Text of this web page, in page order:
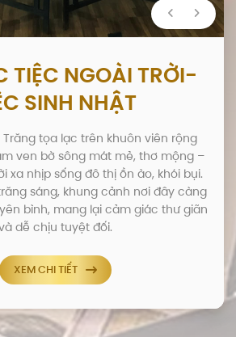
TIỆC NGOÀI TRỜI-
SINH NHẬT
Trăng tọa lạc trên khuôn viên rộng
ven bờ sông mát mẻ, thơ mộng –
xa nhịp sống đô thị ồn ào, khói bụi.
sáng, khung cảnh nơi đây càng
bình, mang lại cảm giác thư giãn
dễ chịu tuyệt đối.
XEM CHI TIẾT